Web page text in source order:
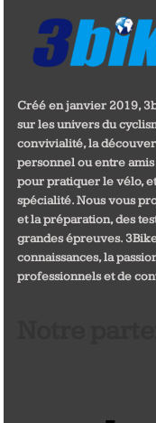
Créé en janvier 2019,
sur les univers du
convivialité, la
personnel ou entre
pour pratiquer le vélo,
spécialité. Nous vous
et la préparation, des
grandes épreuves.
connaissances, la
professionnels et de